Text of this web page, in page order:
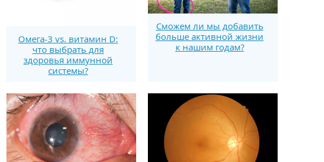
Омега-3 vs. витамин D:
что выбрать для
здоровья иммунной
системы?
Сможем ли мы добавить
больше активной жизни
к нашим годам?